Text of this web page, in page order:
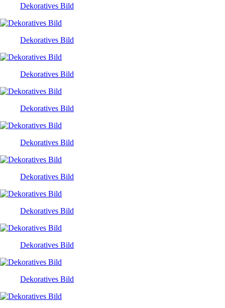
Dekoratives Bild
Dekoratives Bild
Dekoratives Bild
Dekoratives Bild
Dekoratives Bild
Dekoratives Bild
Dekoratives Bild
Dekoratives Bild
Dekoratives Bild